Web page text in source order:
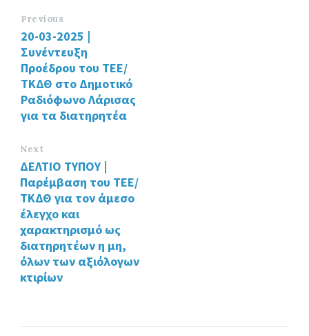
o
o
k
er
Previous
20-03-2025 |
Συνέντευξη
Προέδρου του ΤΕΕ/
TΚΔΘ στο Δημοτικό
Ραδιόφωνο Λάρισας
για τα διατηρητέα
Next
ΔΕΛΤΙΟ ΤΥΠΟΥ |
Παρέμβαση του ΤΕΕ/
ΤΚΔΘ για τον άμεσο
έλεγχο και
χαρακτηρισμό ως
διατηρητέων η μη,
όλων των αξιόλογων
κτιρίων